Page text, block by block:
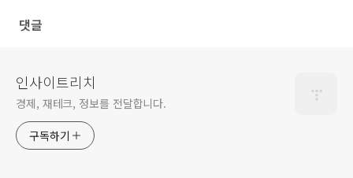
댓글
인사이트리치
경제, 재테크, 정보를 전달합니다.
구독하기